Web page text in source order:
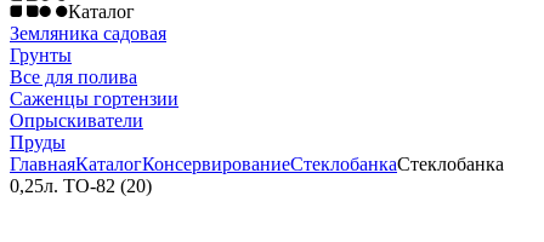
Каталог
Земляника садовая
Грунты
Все для полива
Саженцы гортензии
Опрыскиватели
Пруды
ГлавнаяКаталогКонсервированиеСтеклобанкаСтеклобанка
0,25л. ТО-82 (20)